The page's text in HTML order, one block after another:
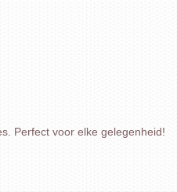
Perfect voor elke gelegenheid!